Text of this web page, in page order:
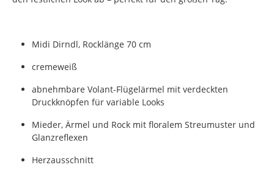
Midi Dirndl, Rocklänge 70 cm
cremeweiß
abnehmbare Volant-Flügelärmel mit verdeckten
Druckknöpfen für variable Looks
Mieder, Ärmel und Rock mit floralem Streumuster und
Glanzreflexen
Herzausschnitt